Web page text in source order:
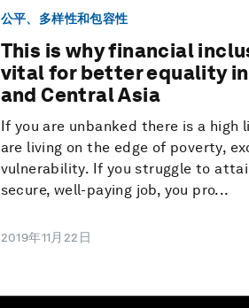
公平、多样性和包容性
This is why financial
vital for better equality
and Central Asia
If you are unbanked there is a high
are living on the edge of poverty,
vulnerability. If you struggle to
secure, well-paying job, you pro...
2019年11月22日